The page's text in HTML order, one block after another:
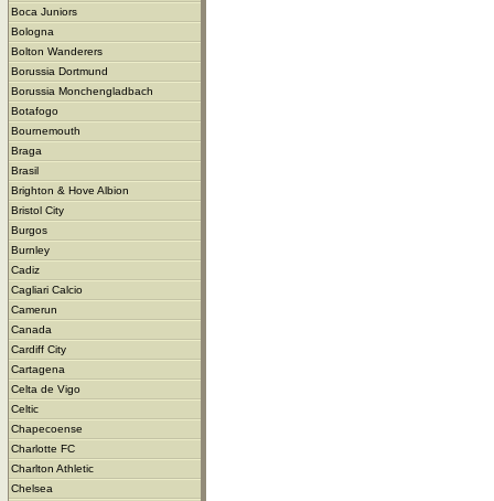
Boca Juniors
Bologna
Bolton Wanderers
Borussia Dortmund
Borussia Monchengladbach
Botafogo
Bournemouth
Braga
Brasil
Brighton & Hove Albion
Bristol City
Burgos
Burnley
Cadiz
Cagliari Calcio
Camerun
Canada
Cardiff City
Cartagena
Celta de Vigo
Celtic
Chapecoense
Charlotte FC
Charlton Athletic
Chelsea